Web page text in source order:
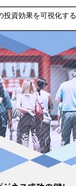
投資効果を可視化する